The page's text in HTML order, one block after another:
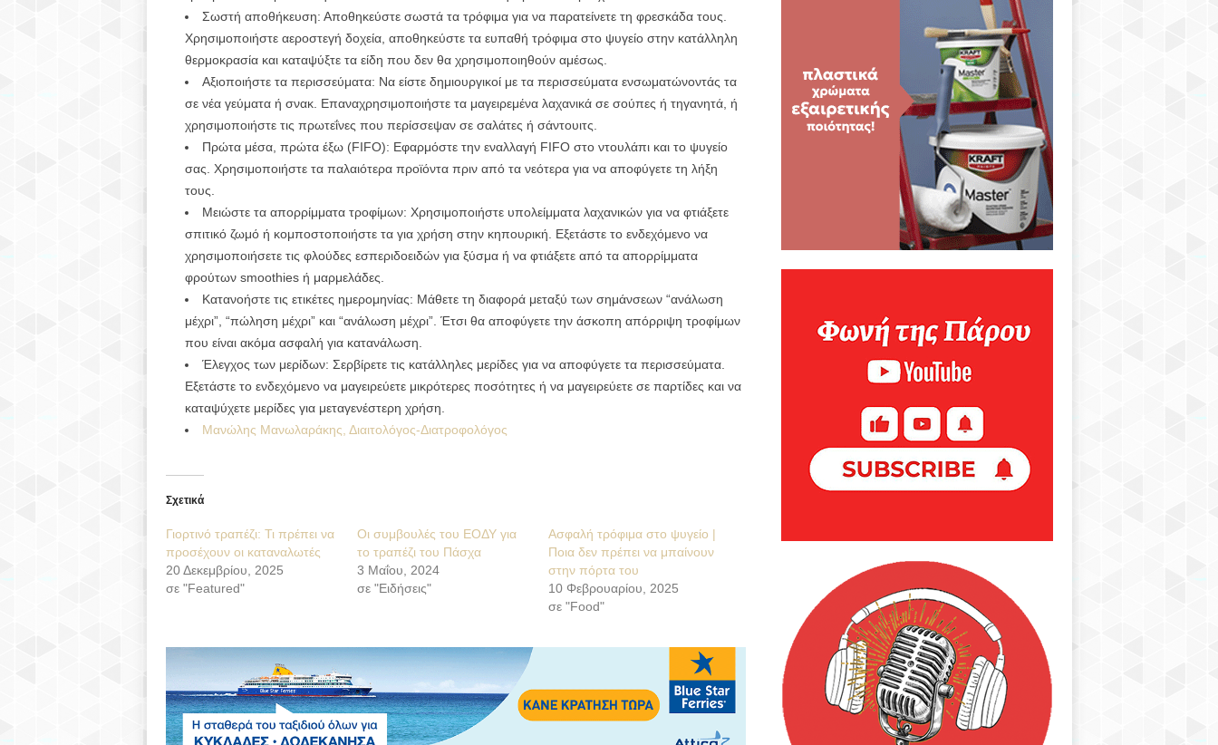
Σωστή αποθήκευση: Αποθηκεύστε σωστά τα τρόφιμα για να παρατείνετε τη φρεσκάδα τους.
Χρησιμοποιήστε αεροστεγή δοχεία, αποθηκεύστε τα ευπαθή τρόφιμα στο ψυγείο στην κατάλληλη
θερμοκρασία και καταψύξτε τα είδη που δεν θα χρησιμοποιηθούν αμέσως.
Αξιοποιήστε τα περισσεύματα: Να είστε δημιουργικοί με τα περισσεύματα ενσωματώνοντάς τα
σε νέα γεύματα ή σνακ. Επαναχρησιμοποιήστε τα μαγειρεμένα λαχανικά σε σούπες ή τηγανητά, ή
χρησιμοποιήστε τις πρωτεΐνες που περίσσεψαν σε σαλάτες ή σάντουιτς.
Πρώτα μέσα, πρώτα έξω (FIFO): Εφαρμόστε την εναλλαγή FIFO στο ντουλάπι και το ψυγείο
σας. Χρησιμοποιήστε τα παλαιότερα προϊόντα πριν από τα νεότερα για να αποφύγετε τη λήξη
τους.
Μειώστε τα απορρίμματα τροφίμων: Χρησιμοποιήστε υπολείμματα λαχανικών για να φτιάξετε
σπιτικό ζωμό ή κομποστοποιήστε τα για χρήση στην κηπουρική. Εξετάστε το ενδεχόμενο να
χρησιμοποιήσετε τις φλούδες εσπεριδοειδών για ξύσμα ή να φτιάξετε από τα απορρίμματα
φρούτων smoothies ή μαρμελάδες.
Κατανοήστε τις ετικέτες ημερομηνίας: Μάθετε τη διαφορά μεταξύ των σημάνσεων “ανάλωση
μέχρι”, “πώληση μέχρι” και “ανάλωση μέχρι”. Έτσι θα αποφύγετε την άσκοπη απόρριψη τροφίμων
που είναι ακόμα ασφαλή για κατανάλωση.
Έλεγχος των μερίδων: Σερβίρετε τις κατάλληλες μερίδες για να αποφύγετε τα περισσεύματα.
Εξετάστε το ενδεχόμενο να μαγειρεύετε μικρότερες ποσότητες ή να μαγειρεύετε σε παρτίδες και να
καταψύχετε μερίδες για μεταγενέστερη χρήση.
Μανώλης Μανωλαράκης, Διαιτολόγος-Διατροφολόγος
Σχετικά
Γιορτινό τραπέζι: Τι πρέπει να
προσέχουν οι καταναλωτές
20 Δεκεμβρίου, 2025
σε "Featured"
Οι συμβουλές του ΕΟΔΥ για
το τραπέζι του Πάσχα
3 Μαΐου, 2024
σε "Ειδήσεις"
Ασφαλή τρόφιμα στο ψυγείο |
Ποια δεν πρέπει να μπαίνουν
στην πόρτα του
10 Φεβρουαρίου, 2025
σε "Food"